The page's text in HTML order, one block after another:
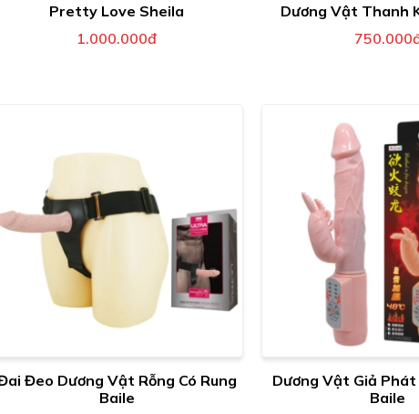
Pretty Love Sheila
1.000.000đ
Dương Vật Thanh
Đeo Dương Vật Rỗng Có Rung
Baile
Dương Vật Giả
Baile